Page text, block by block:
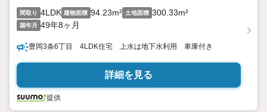
間取り 4LDK 建物面積 94.23m² 土地面積 300.33m²
築年月 49年8ヶ月
豊岡3条6丁目 4LDK住宅 上水は地下水利用 車庫付き
詳細を見る
提供